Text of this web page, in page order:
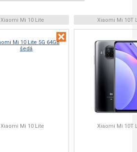
Xiaomi Mi 10 Lite Xiaomi Mi 10T
Xiaomi Mi 10 Lite Xiaomi Mi 10T